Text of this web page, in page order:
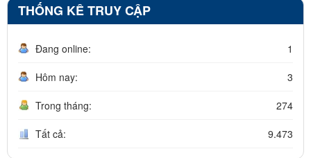
THỐNG KÊ TRUY CẬP
Đang online: 1
Hôm nay: 3
Trong tháng: 274
Tất cả: 9.473